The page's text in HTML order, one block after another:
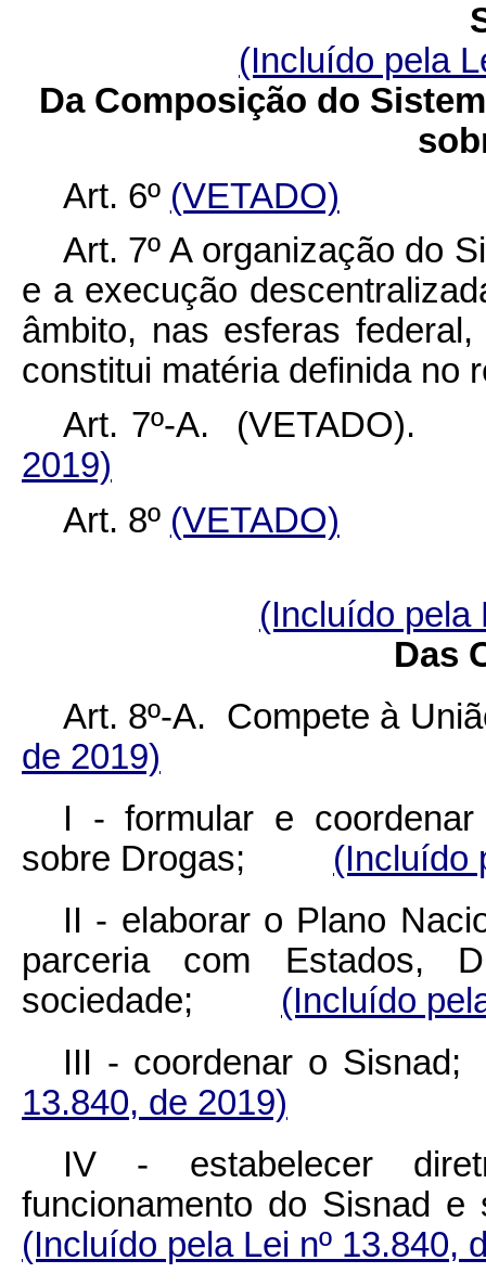
(Incluído pela
Da Composição do
Art. 6º (VETADO)
Art. 7º A organização do
e a execução
âmbito, nas esferas
constitui matéria definida no
Art. 7º-A.
2019)
Art. 8º (VETADO)
(Incluído pela
Das
Art. 8º-A. Compete à
de 2019)
I - formular e
sobre Drogas; (Incluído
II - elaborar o Plano
parceria com Estados,
sociedade; (Incluído
III - coordenar
13.840, de 2019)
IV - estabelecer
funcionamento do
(Incluído pela Lei nº 13.840,